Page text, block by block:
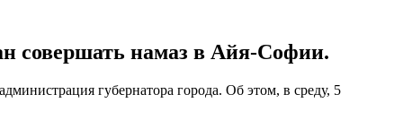
совершать намаз в Айя-Софии.
губернатора города. Об этом, в среду, 5